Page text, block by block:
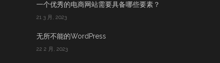
一个优秀的电商网站需要具备哪些要素？
21 3 月, 2023
无所不能的WordPress
22 2 月, 2023